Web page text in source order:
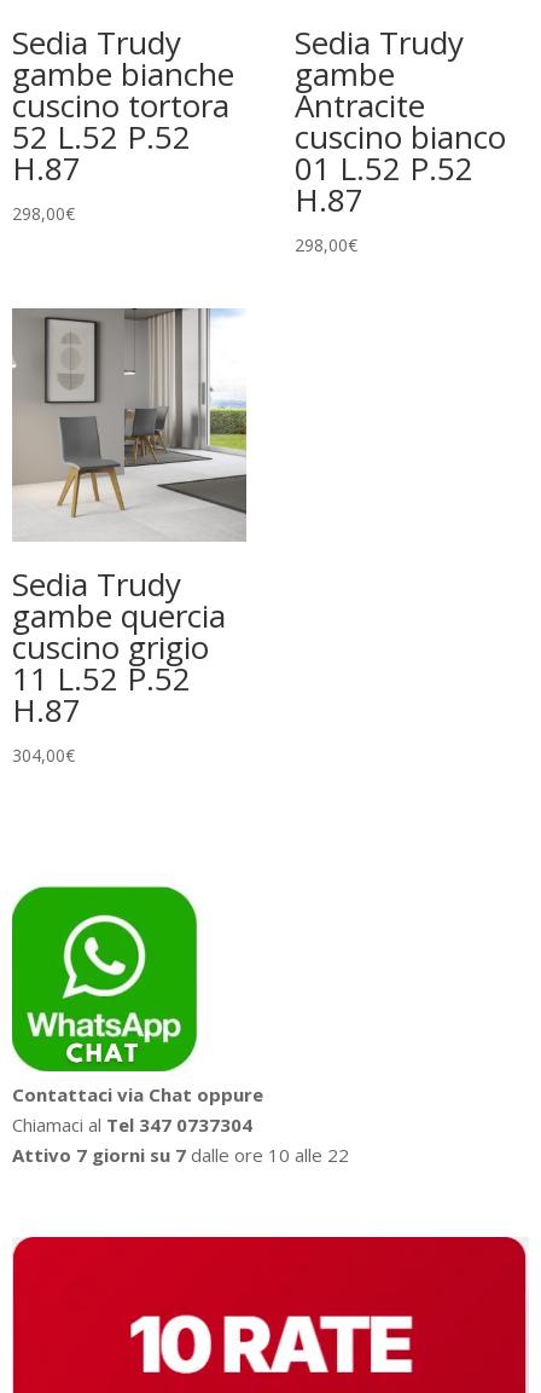
Sedia Trudy
gambe bianche
cuscino tortora
52 L.52 P.52
H.87
298,00€
Sedia Trudy
gambe
Antracite
cuscino bianco
01 L.52 P.52
H.87
298,00€
Sedia Trudy
gambe quercia
cuscino grigio
11 L.52 P.52
H.87
304,00€
Contattaci via Chat oppure
Chiamaci al Tel 347 0737304
Attivo 7 giorni su 7 dalle ore 10 alle 22